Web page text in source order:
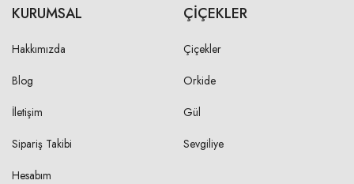
KURUMSAL
Hakkımızda
Blog
İletişim
Sipariş Takibi
Hesabım
ÇİÇEKLER
Çiçekler
Orkide
Gül
Sevgiliye